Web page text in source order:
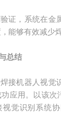
证，系统在金
能够有效减少
总结
接机器人视觉
应用。以该次
视觉识别系统